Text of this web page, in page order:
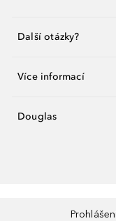
Další otázky?
Více informací
Douglas